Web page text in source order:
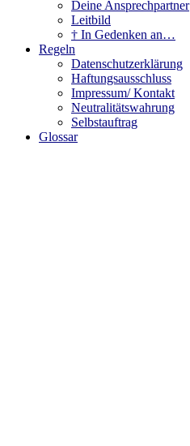
Deine Ansprechpartner
Leitbild
† In Gedenken an…
Regeln
Datenschutzerklärung
Haftungsausschluss
Impressum/ Kontakt
Neutralitätswahrung
Selbstauftrag
Glossar